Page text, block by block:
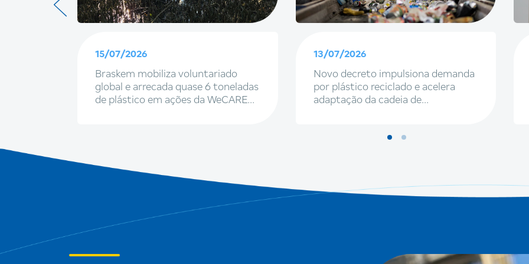
15/07/2026
Braskem mobiliza voluntariado
global e arrecada quase 6 toneladas
de plástico em ações da WeCARE
13/07/2026
Novo decreto impulsiona demanda
por plástico reciclado e acelera
adaptação da cadeia de